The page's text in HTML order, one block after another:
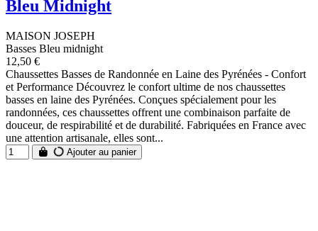
Bleu Midnight
MAISON JOSEPH
Basses Bleu midnight
12,50 €
Chaussettes Basses de Randonnée en Laine des Pyrénées - Confort
et Performance Découvrez le confort ultime de nos chaussettes
basses en laine des Pyrénées. Conçues spécialement pour les
randonnées, ces chaussettes offrent une combinaison parfaite de
douceur, de respirabilité et de durabilité. Fabriquées en France avec
une attention artisanale, elles sont...
Ajouter au panier